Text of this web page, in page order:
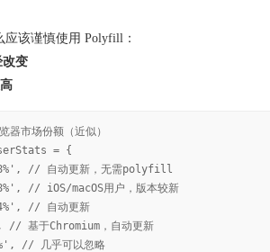
该谨慎使用 Polyfill：
改变
市场份额（近似）
= {
// 自动更新，无需polyfill
// iOS/macOS用户，版本较新
// 自动更新
基于Chromium，自动更新
// 几乎可以忽略